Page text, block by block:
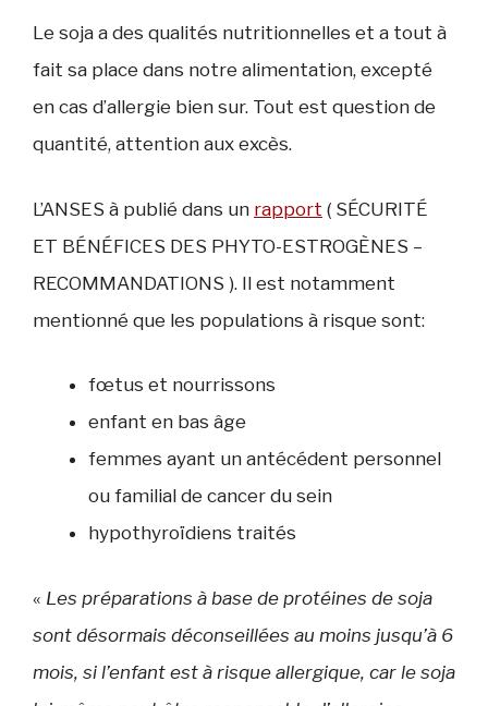
Le soja a des qualités nutritionnelles et a tout à
fait sa place dans notre alimentation, excepté
en cas d’allergie bien sur. Tout est question de
quantité, attention aux excès.
L’ANSES à publié dans un rapport ( SÉCURITÉ
ET BÉNÉFICES DES PHYTO-ESTROGÈNES –
RECOMMANDATIONS ). Il est notamment
mentionné que les populations à risque sont:
fœtus et nourrissons
enfant en bas âge
femmes ayant un antécédent personnel
ou familial de cancer du sein
hypothyroïdiens traités
« Les préparations à base de protéines de soja
sont désormais déconseillées au moins jusqu’à 6
mois, si l’enfant est à risque allergique, car le soja